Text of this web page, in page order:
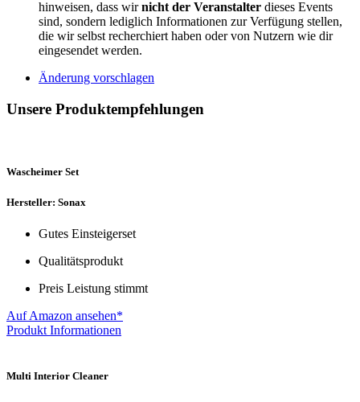
hinweisen, dass wirnicht der Veranstalter dieses Events
sind, sondern lediglich Informationen zur Verfügung stellen,
die wir selbst recherchiert haben oder von Nutzern wie dir
eingesendet werden.
Änderung vorschlagen
Unsere Produktempfehlungen
Wascheimer Set
Hersteller: Sonax
Gutes Einsteigerset
Qualitätsprodukt
Preis Leistung stimmt
Auf Amazon ansehen*
Produkt Informationen
Multi Interior Cleaner